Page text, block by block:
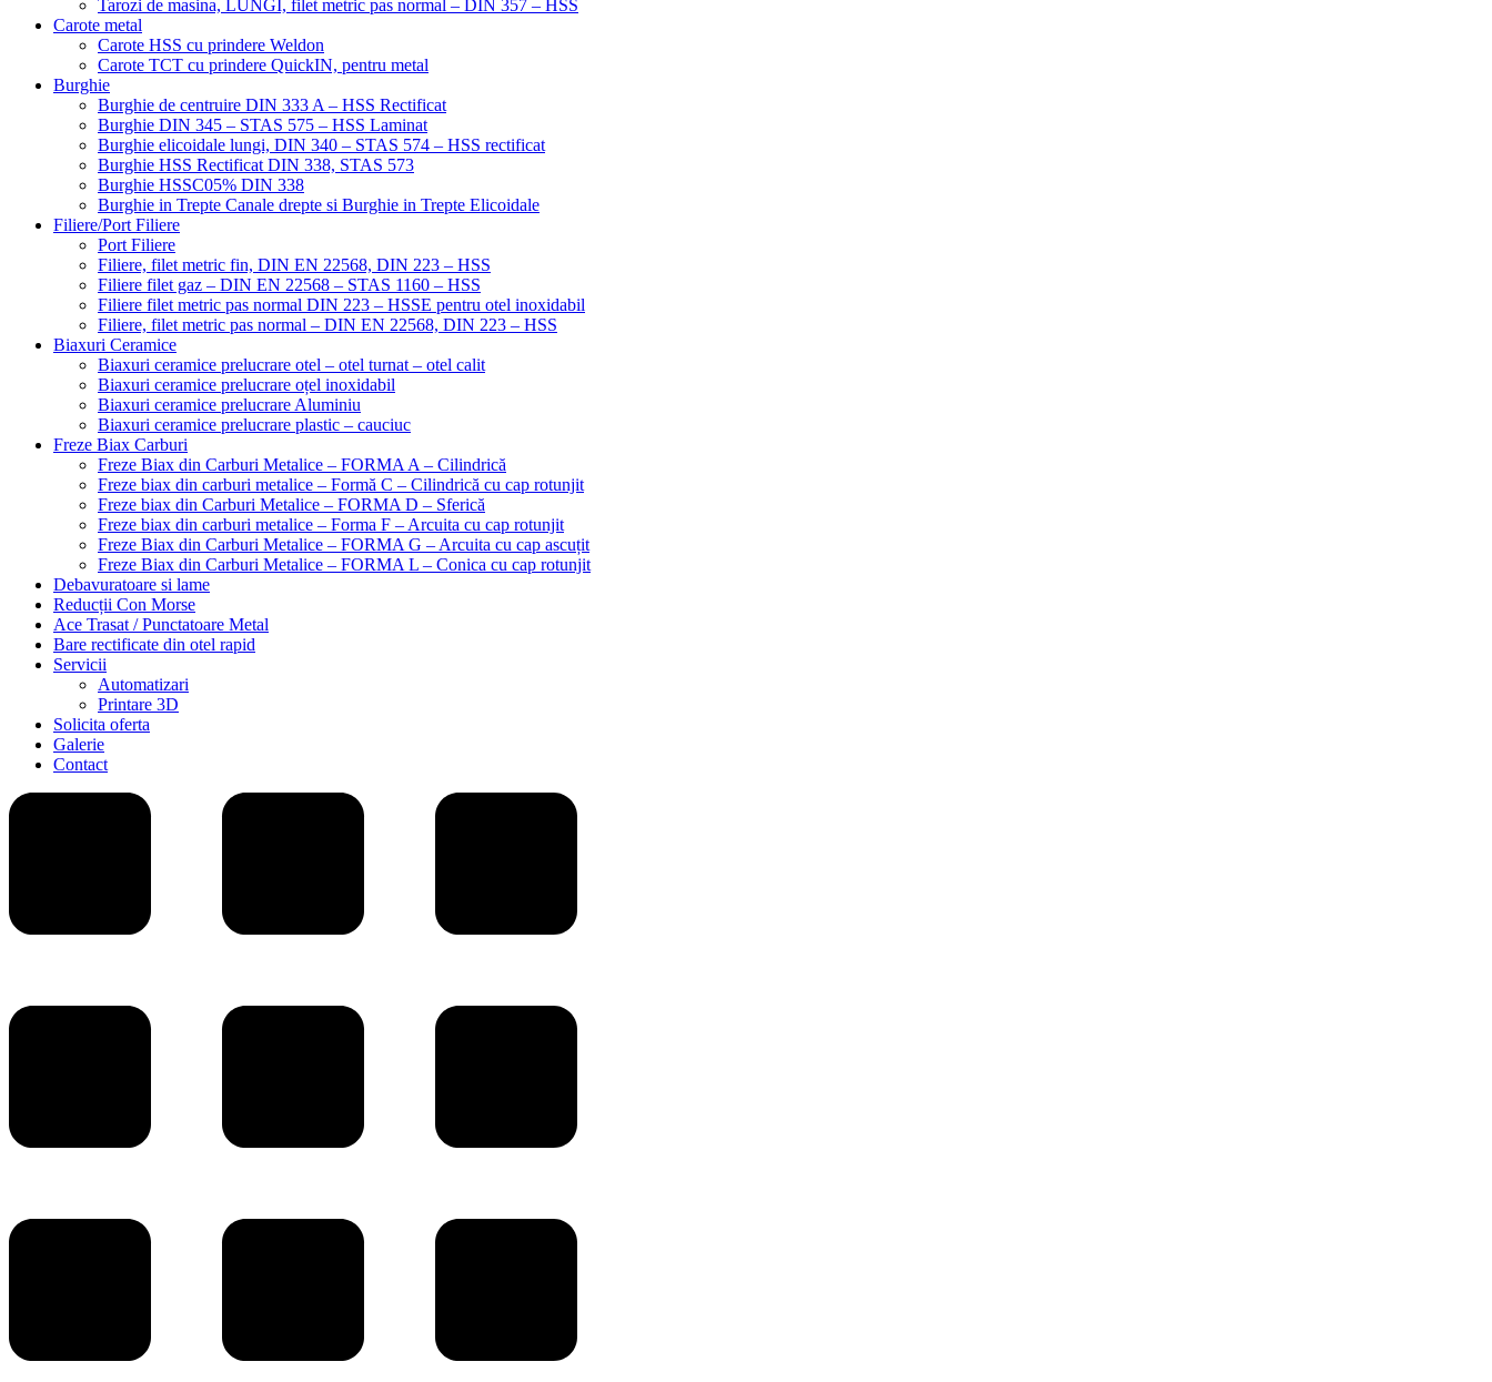
Tarozi de masina, LUNGI, filet metric pas normal – DIN 357 – HSS
Carote metal
Carote HSS cu prindere Weldon
Carote TCT cu prindere QuickIN, pentru metal
Burghie
Burghie de centruire DIN 333 A – HSS Rectificat
Burghie DIN 345 – STAS 575 – HSS Laminat
Burghie elicoidale lungi, DIN 340 – STAS 574 – HSS rectificat
Burghie HSS Rectificat DIN 338, STAS 573
Burghie HSSC05% DIN 338
Burghie in Trepte Canale drepte si Burghie in Trepte Elicoidale
Filiere/Port Filiere
Port Filiere
Filiere, filet metric fin, DIN EN 22568, DIN 223 – HSS
Filiere filet gaz – DIN EN 22568 – STAS 1160 – HSS
Filiere filet metric pas normal DIN 223 – HSSE pentru otel inoxidabil
Filiere, filet metric pas normal – DIN EN 22568, DIN 223 – HSS
Biaxuri Ceramice
Biaxuri ceramice prelucrare otel – otel turnat – otel calit
Biaxuri ceramice prelucrare oțel inoxidabil
Biaxuri ceramice prelucrare Aluminiu
Biaxuri ceramice prelucrare plastic – cauciuc
Freze Biax Carburi
Freze Biax din Carburi Metalice – FORMA A – Cilindrică
Freze biax din carburi metalice – Formă C – Cilindrică cu cap rotunjit
Freze biax din Carburi Metalice – FORMA D – Sferică
Freze biax din carburi metalice – Forma F – Arcuita cu cap rotunjit
Freze Biax din Carburi Metalice – FORMA G – Arcuita cu cap ascuțit
Freze Biax din Carburi Metalice – FORMA L – Conica cu cap rotunjit
Debavuratoare si lame
Reducții Con Morse
Ace Trasat / Punctatoare Metal
Bare rectificate din otel rapid
Servicii
Automatizari
Printare 3D
Solicita oferta
Galerie
Contact